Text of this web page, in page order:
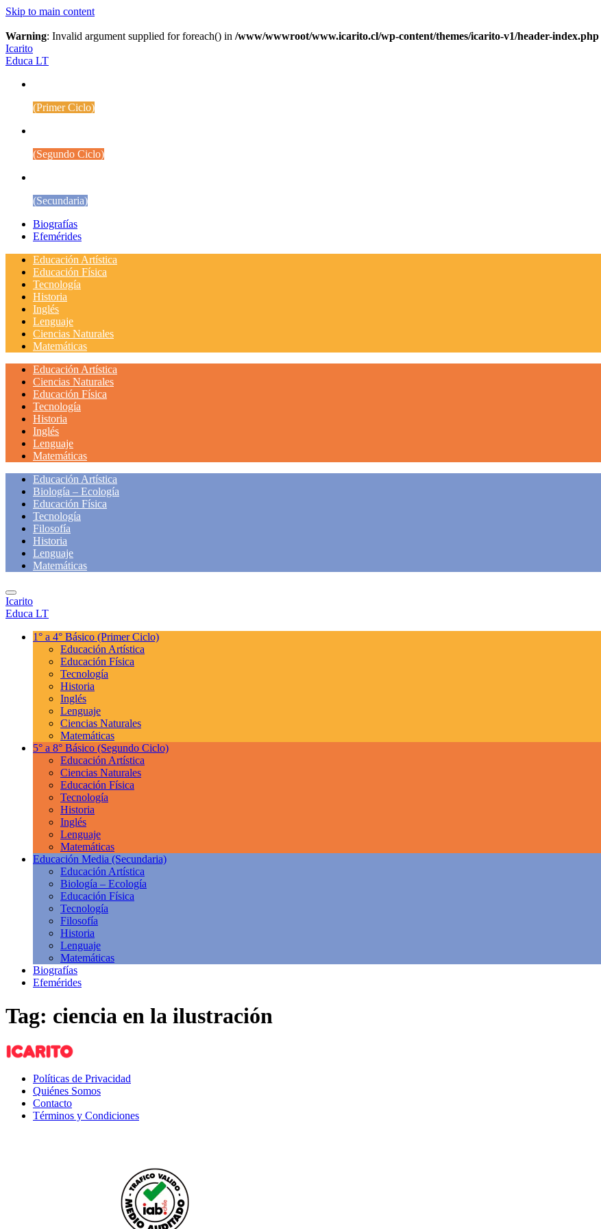
Skip to main content
Warning: Invalid argument supplied for foreach() in /www/wwwroot/www.icarito.cl/wp-content/themes/icarito-v1/header-index.php
Icarito
Educa LT
(Primer Ciclo)
(Segundo Ciclo)
(Secundaria)
Biografías
Efemérides
Educación Artística
Educación Física
Tecnología
Historia
Inglés
Lenguaje
Ciencias Naturales
Matemáticas
Educación Artística
Ciencias Naturales
Educación Física
Tecnología
Historia
Inglés
Lenguaje
Matemáticas
Educación Artística
Biología – Ecología
Educación Física
Tecnología
Filosofía
Historia
Lenguaje
Matemáticas
Icarito
Educa LT
1° a 4° Básico (Primer Ciclo)
Educación Artística
Educación Física
Tecnología
Historia
Inglés
Lenguaje
Ciencias Naturales
Matemáticas
5° a 8° Básico (Segundo Ciclo)
Educación Artística
Ciencias Naturales
Educación Física
Tecnología
Historia
Inglés
Lenguaje
Matemáticas
Educación Media (Secundaria)
Educación Artística
Biología – Ecología
Educación Física
Tecnología
Filosofía
Historia
Lenguaje
Matemáticas
Biografías
Efemérides
Tag: ciencia en la ilustración
Políticas de Privacidad
Quiénes Somos
Contacto
Términos y Condiciones